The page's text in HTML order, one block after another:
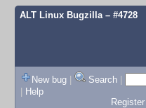
ALT Linux Bugzilla– #4728
New bug | Search |
| Help
Register